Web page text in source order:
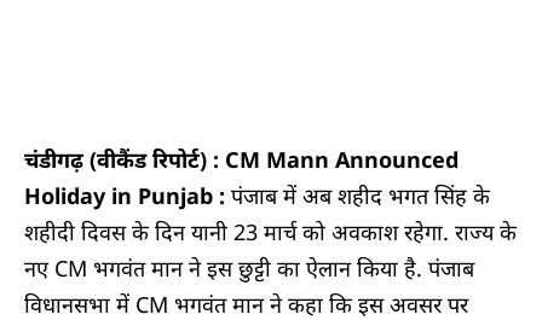
चंडीगढ़ (वीकैंड रिपोर्ट) : CM Mann Announced
Holiday in Punjab : पंजाब में अब शहीद भगत सिंह के
शहीदी दिवस के दिन यानी 23 मार्च को अवकाश रहेगा. राज्‍य के
नए CM भगवंत मान ने इस छुट्टी का ऐलान किया है. पंजाब
विधानसभा में CM भगवंत मान ने कहा कि इस अवसर पर